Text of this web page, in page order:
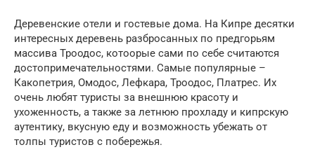
Деревенские отели и гостевые дома. На Кипре десятки
интересных деревень разбросанных по предгорьям
массива Троодос, котоорые сами по себе считаются
достопримечательностями. Самые популярные –
Какопетрия, Омодос, Лефкара, Троодос, Платрес. Их
очень любят туристы за внешнюю красоту и
ухоженность, а также за летнюю прохладу и кипрскую
аутентику, вкусную еду и возможность убежать от
толпы туристов с побережья.